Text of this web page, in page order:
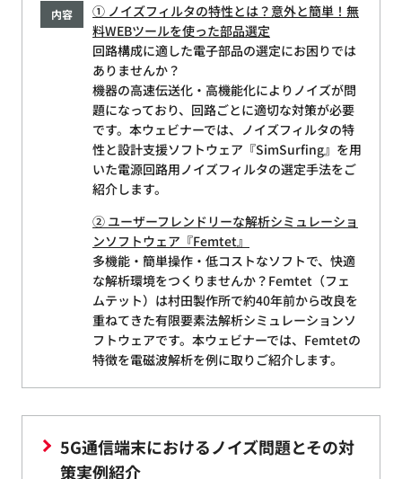
内容
① ノイズフィルタの特性とは？意外と簡単！無
料WEBツールを使った部品選定
回路構成に適した電子部品の選定にお困りでは
ありませんか？
機器の高速伝送化・高機能化によりノイズが問
題になっており、回路ごとに適切な対策が必要
です。本ウェビナーでは、ノイズフィルタの特
性と設計支援ソフトウェア『SimSurfing』を用
いた電源回路用ノイズフィルタの選定手法をご
紹介します。
② ユーザーフレンドリーな解析シミュレーショ
ンソフトウェア『Femtet』
多機能・簡単操作・低コストなソフトで、快適
な解析環境をつくりませんか？Femtet（フェ
ムテット）は村田製作所で約40年前から改良を
重ねてきた有限要素法解析シミュレーションソ
フトウェアです。本ウェビナーでは、Femtetの
特徴を電磁波解析を例に取りご紹介します。
5G通信端末におけるノイズ問題とその対
策実例紹介